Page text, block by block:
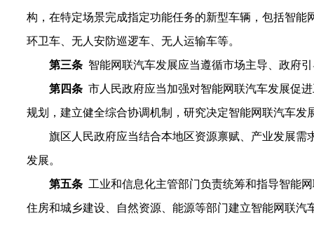
构，在特定场景完成指定功能任务的新型车辆， 包括智能
环卫车、无人安防巡逻车、无人运输车等。
第三条 智能网联汽车发展应当遵循市场主导、政府
第四条 市人民政府应当加强对智能网联汽车发展促进
规划， 建立健全综合协调机制，研究决定智能网联汽车发
旗区人民政府应当结合本地区资源禀赋、 产业发展需
发展。
第五条工业和信息化主管部门负责统筹和指导智能
住房和城乡建设、自然资源、能源等部门建立智能网联汽